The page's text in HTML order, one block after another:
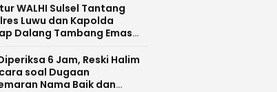
WALHI Sulsel Tantang
Luwu dan Kapolda
Dalang Tambang Emas
6 Jam, Reski Halim
soal Dugaan
Nama Baik dan